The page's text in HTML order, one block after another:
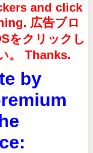
and click
広告ブロ
をクリックし
。 Thanks.
by